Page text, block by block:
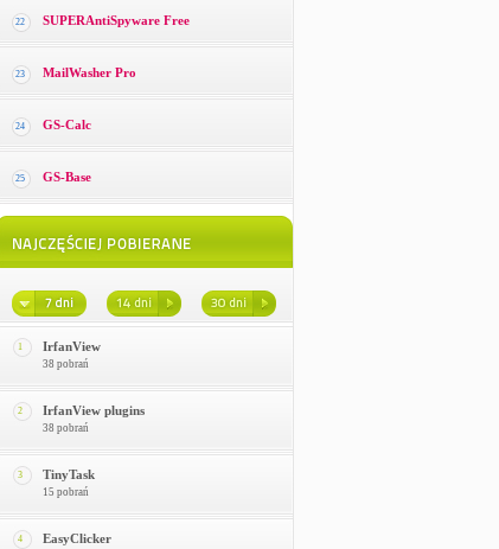
22 SUPERAntiSpyware Free
23 MailWasher Pro
24 GS-Calc
25 GS-Base
1 IrfanView
38 pobrań
2 IrfanView plugins
38 pobrań
3 TinyTask
15 pobrań
4 EasyClicker